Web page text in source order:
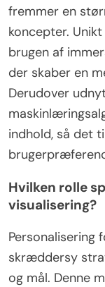
fremmer en
koncepter.
brugen af
der skaber en
Derudover
indhold, så det
Hvilken rolle
visualisering?
Personalisering
skræddersy
og mål. Denne